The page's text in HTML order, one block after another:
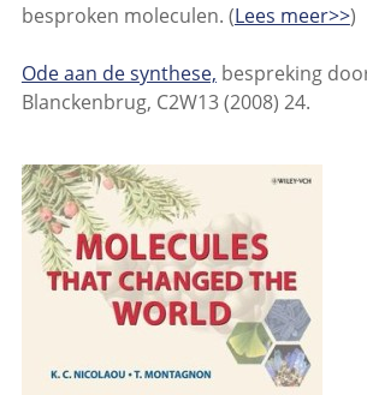
besproken moleculen. (Lees meer>>)
Ode aan de synthese, bespreking
Blanckenbrug, C2W13 (2008) 24.